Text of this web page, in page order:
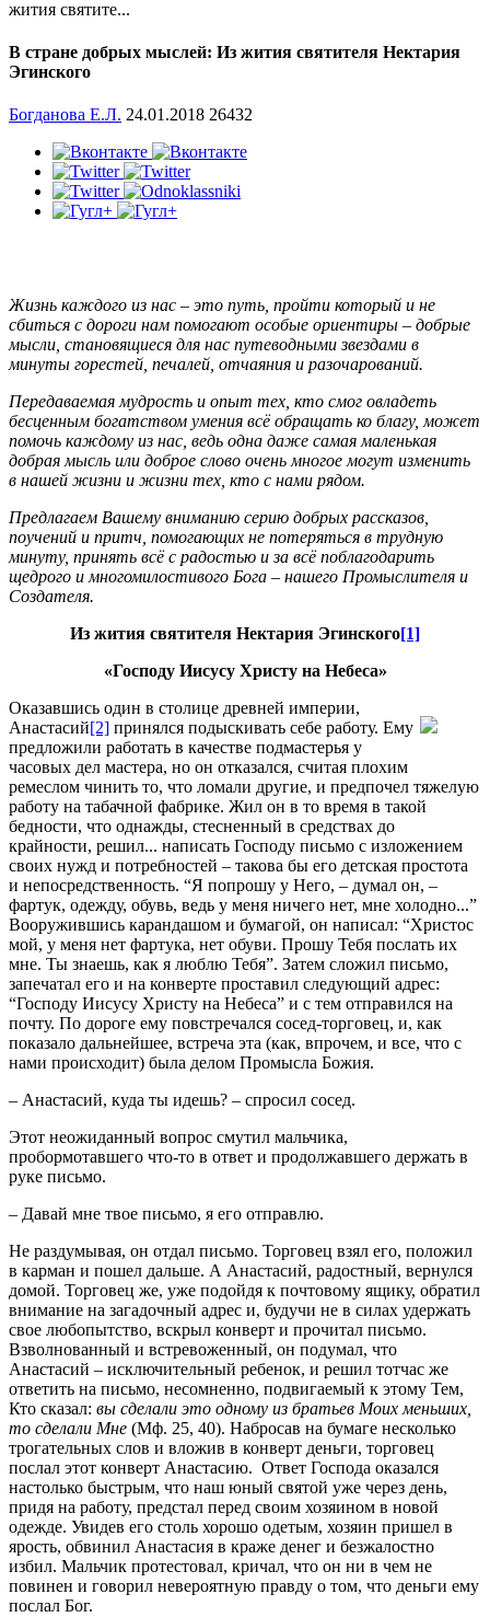
жития святите...
В стране добрых мыслей: Из жития святителя Нектария
Эгинского
Богданова Е.Л. 24.01.2018 26432
Жизнь каждого из нас – это путь, пройти который и не
сбиться с дороги нам помогают особые ориентиры – добрые
мысли, становящиеся для нас путеводными звездами в
минуты горестей, печалей, отчаяния и разочарований.
Передаваемая мудрость и опыт тех, кто смог овладеть
бесценным богатством умения всё обращать ко благу, может
помочь каждому из нас, ведь одна даже самая маленькая
добрая мысль или доброе слово очень многое могут изменить
в нашей жизни и жизни тех, кто с нами рядом.
Предлагаем Вашему вниманию серию добрых рассказов,
поучений и притч, помогающих не потеряться в трудную
минуту, принять всё с радостью и за всё поблагодарить
щедрого и многомилостивого Бога – нашего Промыслителя и
Создателя.
Из жития святителя Нектария Эгинского[1]
«Господу Иисусу Христу на Небеса»
Оказавшись один в столице древней империи,
Анастасий[2] принялся подыскивать себе работу. Ему
предложили работать в качестве подмастерья у
часовых дел мастера, но он отказался, считая плохим
ремеслом чинить то, что ломали другие, и предпочел тяжелую
работу на табачной фабрике. Жил он в то время в такой
бедности, что однажды, стесненный в средствах до
крайности, решил... написать Господу письмо с изложением
своих нужд и потребностей – такова бы его детская простота
и непосредственность. “Я попрошу у Него, – думал он, –
фартук, одежду, обувь, ведь у меня ничего нет, мне холодно...”
Вооружившись карандашом и бумагой, он написал: “Христос
мой, у меня нет фартука, нет обуви. Прошу Тебя послать их
мне. Ты знаешь, как я люблю Тебя”. Затем сложил письмо,
запечатал его и на конверте проставил следующий адрес:
“Господу Иисусу Христу на Небеса” и с тем отправился на
почту. По дороге ему повстречался сосед-торговец, и, как
показало дальнейшее, встреча эта (как, впрочем, и все, что с
нами происходит) была делом Промысла Божия.
– Анастасий, куда ты идешь? – спросил сосед.
Этот неожиданный вопрос смутил мальчика,
пробормотавшего что-то в ответ и продолжавшего держать в
руке письмо.
– Давай мне твое письмо, я его отправлю.
Не раздумывая, он отдал письмо. Торговец взял его, положил
в карман и пошел дальше. А Анастасий, радостный, вернулся
домой. Торговец же, уже подойдя к почтовому ящику, обратил
внимание на загадочный адрес и, будучи не в силах удержать
свое любопытство, вскрыл конверт и прочитал письмо.
Взволнованный и встревоженный, он подумал, что
Анастасий – исключительный ребенок, и решил тотчас же
ответить на письмо, несомненно, подвигаемый к этому Тем,
Кто сказал: вы сделали это одному из братьев Моих меньших,
то сделали Мне (Мф. 25, 40). Набросав на бумаге несколько
трогательных слов и вложив в конверт деньги, торговец
послал этот конверт Анастасию. Ответ Господа оказался
настолько быстрым, что наш юный святой уже через день,
придя на работу, предстал перед своим хозяином в новой
одежде. Увидев его столь хорошо одетым, хозяин пришел в
ярость, обвинил Анастасия в краже денег и безжалостно
избил. Мальчик протестовал, кричал, что он ни в чем не
повинен и говорил невероятную правду о том, что деньги ему
послал Бог.